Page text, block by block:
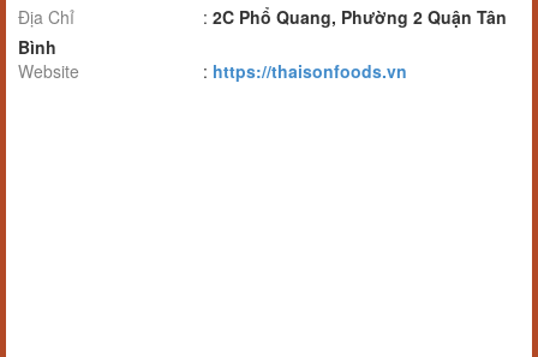
Địa Chỉ
: 2C Phổ Quang, Phường 2 Quận Tân
Bình
Website
: https://thaisonfoods.vn